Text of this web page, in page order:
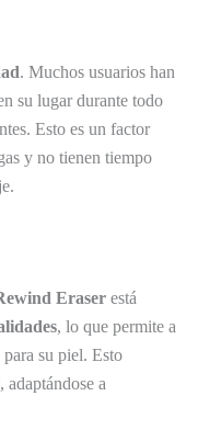
. Muchos usuarios han
su lugar durante todo
Esto es un factor
y no tienen tiempo
Eraser está
, lo que permite a
su piel. Esto
, adaptándose a